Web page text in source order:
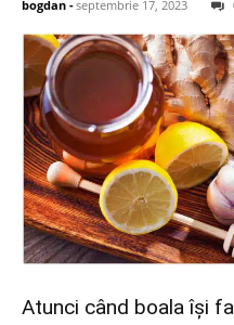
bogdan -septembrie 17, 2023
Atunci când boala își